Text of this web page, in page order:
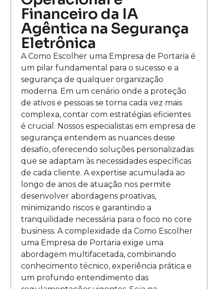
Financeiro da IA
Agêntica na Segurança
Eletrônica
A Como Escolher uma Empresa de Portaria é
um pilar fundamental para o sucesso e a
segurança de qualquer organização
moderna. Em um cenário onde a proteção
de ativos e pessoas se torna cada vez mais
complexa, contar com estratégias eficientes
é crucial. Nossos especialistas em empresa de
segurança entendem as nuances desse
desafio, oferecendo soluções personalizadas
que se adaptam às necessidades específicas
de cada cliente. A expertise acumulada ao
longo de anos de atuação nos permite
desenvolver abordagens proativas,
minimizando riscos e garantindo a
tranquilidade necessária para o foco no core
business. A complexidade da Como Escolher
uma Empresa de Portaria exige uma
abordagem multifacetada, combinando
conhecimento técnico, experiência prática e
um profundo entendimento das